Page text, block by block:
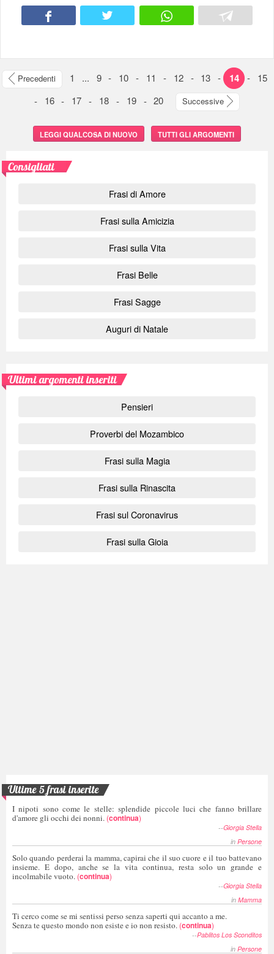
Precedenti 1 ... 9 - 10 - 11 - 12 - 13 - 14 -
15
-
16 - 17 - 18 - 19 - 20 Successive
LEGGI QUALCOSA DI NUOVO TUTTI GLI ARGOMENTI
Consigliati
Frasi di Amore
Frasi sulla Amicizia
Frasi sulla Vita
Frasi Belle
Frasi Sagge
Auguri di Natale
Ultimi argomenti inseriti
Pensieri
Proverbi del Mozambico
Frasi sulla Magia
Frasi sulla Rinascita
Frasi sul Coronavirus
Frasi sulla Gioia
Ultime 5 frasi inserite
I nipoti sono come le stelle: splendide piccole luci che fanno brillare
d'amore gli occhi dei nonni. (continua)
--Giorgia Stella
in Persone
Solo quando perderai la mamma, capirai che il suo cuore e il tuo battevano
insieme. E dopo, anche se la vita continua, resta solo un grande e
incolmabile vuoto. (continua)
--Giorgia Stella
in Mamma
Ti cerco come se mi sentissi perso senza saperti qui accanto a me.
Senza te questo mondo non esiste e io non resisto. (continua)
--Pablitos Los Sconditos
in Persone